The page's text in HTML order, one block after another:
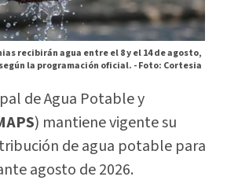
recibirán agua entre el 8 y el 14 de agosto,
según la programación oficial. -Foto: Cortesia
de Agua Potable y
) mantiene vigente su
de agua potable para
agosto de 2026.